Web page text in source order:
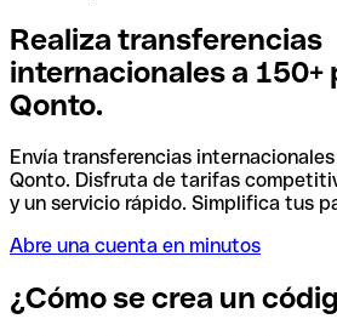
Realiza transferencias
internacionales a 150+
Qonto.
Envía transferencias
Qonto. Disfruta de tarifas
y un servicio rápido. Simplifica tus
Abre una cuenta en minutos
¿Cómo se crea un